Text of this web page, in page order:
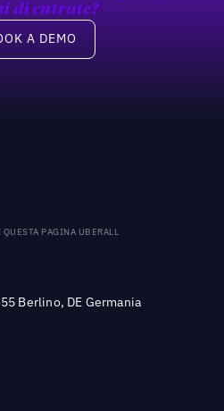
di entrate?
demoA DEMO
PAGINA UBERALL
Berlino, DE Germania